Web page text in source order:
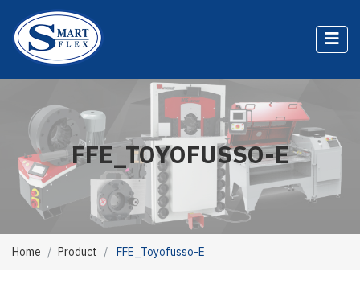
FFE_TOYOFUSSO-E
Home Product FFE_Toyofusso-E